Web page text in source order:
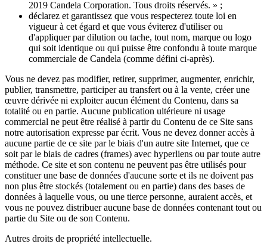
2019 Candela Corporation. Tous droits réservés. » ;
déclarez et garantissez que vous respecterez toute loi en
vigueur à cet égard et que vous éviterez d'utiliser ou
d'appliquer par dilution ou tache, tout nom, marque ou logo
qui soit identique ou qui puisse être confondu à toute marque
commerciale de Candela (comme défini ci-après).
Vous ne devez pas modifier, retirer, supprimer, augmenter, enrichir,
publier, transmettre, participer au transfert ou à la vente, créer une
œuvre dérivée ni exploiter aucun élément du Contenu, dans sa
totalité ou en partie. Aucune publication ultérieure ni usage
commercial ne peut être réalisé à partir du Contenu de ce Site sans
notre autorisation expresse par écrit. Vous ne devez donner accès à
aucune partie de ce site par le biais d'un autre site Internet, que ce
soit par le biais de cadres (frames) avec hyperliens ou par toute autre
méthode. Ce site et son contenu ne peuvent pas être utilisés pour
constituer une base de données d'aucune sorte et ils ne doivent pas
non plus être stockés (totalement ou en partie) dans des bases de
données à laquelle vous, ou une tierce personne, auraient accès, et
vous ne pouvez distribuer aucune base de données contenant tout ou
partie du Site ou de son Contenu.
Autres droits de propriété intellectuelle.